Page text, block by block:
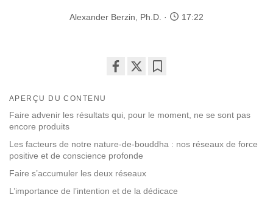
Alexander Berzin, Ph.D. 17:22
facebook
APERÇU DU CONTENU
Faire advenir les résultats qui, pour le moment, ne se sont pas
encore produits
Les facteurs de notre nature-de-bouddha : nos réseaux de force
positive et de conscience profonde
Faire s’accumuler les deux réseaux
L’importance de l’intention et de la dédicace